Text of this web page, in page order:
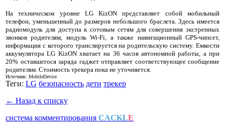
На техническом уровне LG KizON представляет собой мобильный
телефон, уменьшенный до размеров небольшого браслета. Здесь имеется
радиомодуль для доступа к сотовым сетям для совершения экстренных
звонков родителям, модуль Wi-Fi, а также навигационный GPS-чипсет,
информация с которого транслируется на родительскую систему. Емкости
аккумулятора LG KizON хватает на 36 часов автономной работы, а при
20% оставшегося заряда гаджет отправляет соответствующее сообщение
родителям. Стоимость трекера пока не уточняется.
Источник: MobileDevice
Теги: LG безопасность дети трекер
← Назад к списку
система комментирования CACKLE